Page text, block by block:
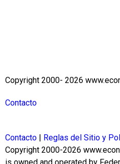
Copyright 2000- 2026
Contacto
Contacto | Reglas del Sitio y
Copyright 2000-2026
is owned and operated by